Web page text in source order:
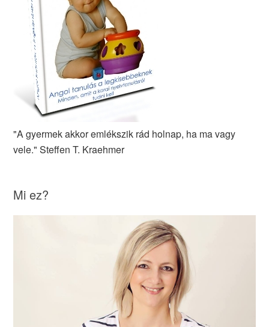
"A gyermek akkor emlékszik rád holnap, ha ma vagy
vele." Steffen T. Kraehmer
Mi ez?